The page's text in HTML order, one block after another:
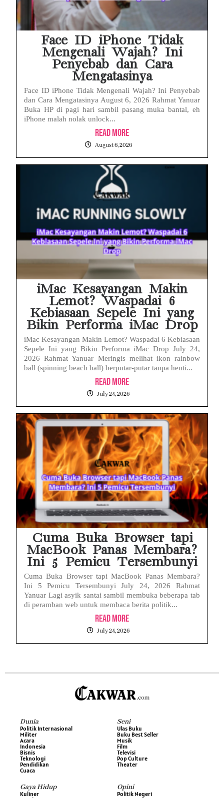
Face ID iPhone Tidak
Mengenali Wajah? Ini
Penyebab dan Cara
Mengatasinya
Face ID iPhone Tidak Mengenali Wajah? Ini Penyebab
dan Cara Mengatasinya August 6, 2026 Rahmat Yanuar
Buka HP di pagi hari sambil pasang muka bantal, eh
iPhone malah nolak unlock...
Read More
August 6, 2026
iMac Kesayangan Makin
Lemot? Waspadai 6
Kebiasaan Sepele Ini yang
Bikin Performa iMac Drop
iMac Kesayangan Makin Lemot? Waspadai 6 Kebiasaan
Sepele Ini yang Bikin Performa iMac Drop July 24,
2026 Rahmat Yanuar Meringis melihat ikon rainbow
ball (spinning beach ball) berputar-putar tanpa henti...
Read More
July 24, 2026
Cuma Buka Browser tapi
MacBook Panas Membara?
Ini 5 Pemicu Tersembunyi
Cuma Buka Browser tapi MacBook Panas Membara?
Ini 5 Pemicu Tersembunyi July 24, 2026 Rahmat
Yanuar Lagi asyik santai sambil membuka beberapa tab
di peramban web untuk membaca berita politik...
Read More
July 24, 2026
Dunia
Politik Internasional
Militer
Acara
Indonesia
Bisnis
Teknologi
Pendidikan
Cuaca
Seni
Ulas Buku
Buku Best Seller
Musik
Film
Televisi
Pop Culture
Theater
Gaya Hidup
Kuliner
Opini
Politik Negeri